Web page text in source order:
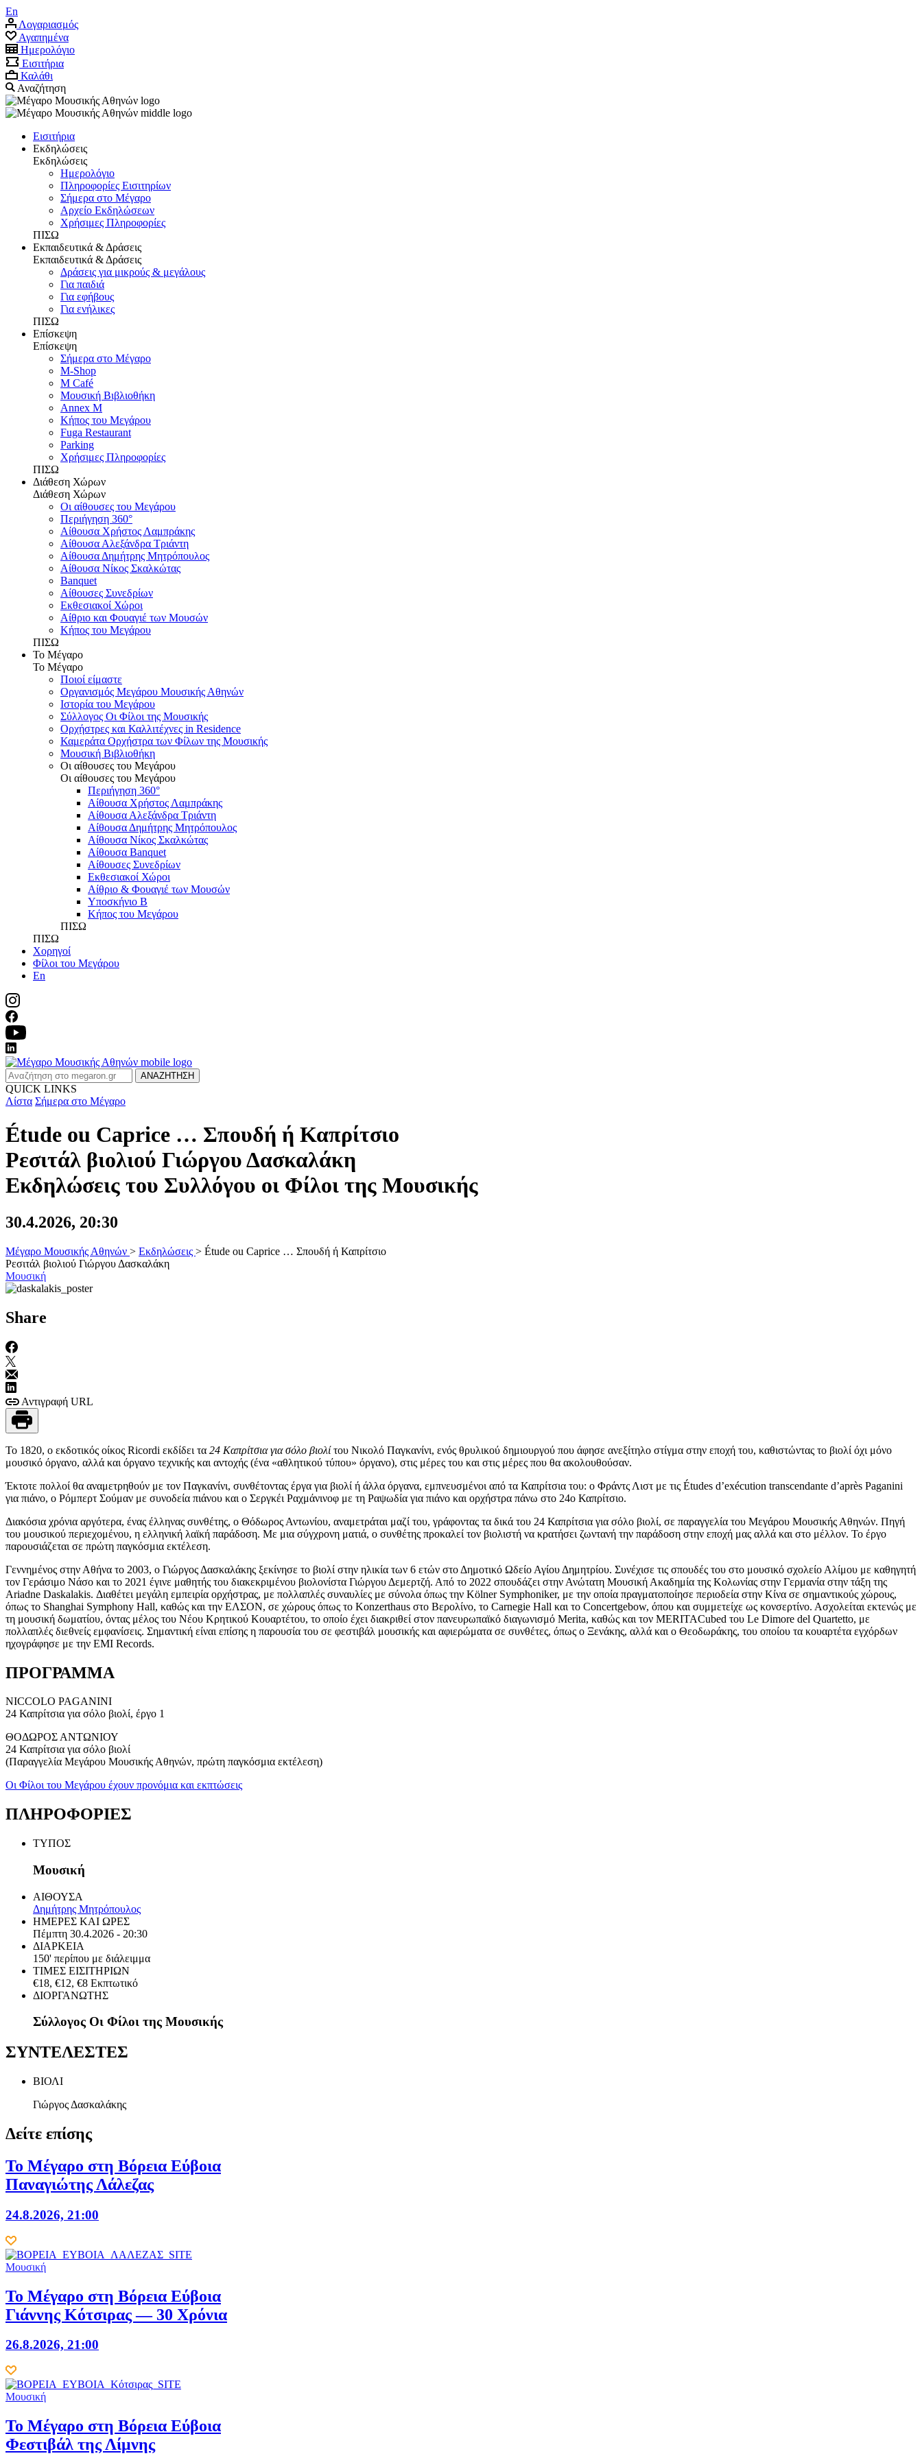
En
Λογαριασμός
Αγαπημένα
Ημερολόγιο
Εισιτήρια
Καλάθι
Αναζήτηση
Εισιτήρια
Εκδηλώσεις
Εκδηλώσεις
Ημερολόγιο
Πληροφορίες Εισιτηρίων
Σήμερα στο Μέγαρο
Αρχείο Eκδηλώσεων
Χρήσιμες Πληροφορίες
ΠΙΣΩ
Εκπαιδευτικά & Δράσεις
Εκπαιδευτικά & Δράσεις
Δράσεις για μικρούς & μεγάλους
Για παιδιά
Για εφήβους
Για ενήλικες
ΠΙΣΩ
Επίσκεψη
Επίσκεψη
Σήμερα στο Μέγαρο
M-Shop
M Café
Μουσική Βιβλιοθήκη
Annex M
Κήπος του Μεγάρου
Fuga Restaurant
Parking
Χρήσιμες Πληροφορίες
ΠΙΣΩ
Διάθεση Χώρων
Διάθεση Χώρων
Οι αίθουσες του Μεγάρου
Περιήγηση 360°
Αίθουσα Χρήστος Λαμπράκης
Αίθουσα Αλεξάνδρα Τριάντη
Αίθουσα Δημήτρης Μητρόπουλος
Αίθουσα Νίκος Σκαλκώτας
Banquet
Αίθουσες Συνεδρίων
Εκθεσιακοί Χώροι
Αίθριο και Φουαγιέ των Μουσών
Κήπος του Μεγάρου
ΠΙΣΩ
Το Μέγαρο
Το Μέγαρο
Ποιοί είμαστε
Οργανισμός Μεγάρου Μουσικής Αθηνών
Ιστορία του Μεγάρου
Σύλλογος Οι Φίλοι της Μουσικής
Ορχήστρες και Καλλιτέχνες in Residence
Καμεράτα Ορχήστρα των Φίλων της Μουσικής
Μουσική Βιβλιοθήκη
Οι αίθουσες του Μεγάρου
Οι αίθουσες του Μεγάρου
Περιήγηση 360°
Αίθουσα Χρήστος Λαμπράκης
Αίθουσα Αλεξάνδρα Τριάντη
Αίθουσα Δημήτρης Μητρόπουλος
Αίθουσα Νίκος Σκαλκώτας
Αίθουσα Banquet
Αίθουσες Συνεδρίων
Εκθεσιακοί Χώροι
Αίθριο & Φουαγιέ των Μουσών
Υποσκήνιο Β
Κήπος του Μεγάρου
ΠΙΣΩ
ΠΙΣΩ
Χορηγοί
Φίλοι του Μεγάρου
En
ΑΝΑΖΗΤΗΣΗ
QUICK LINKS
Λίστα Σήμερα στο Μέγαρο
Étude ou Caprice … Σπουδή ή Καπρίτσιο
Ρεσιτάλ βιολιού Γιώργου Δασκαλάκη
Εκδηλώσεις του Συλλόγου οι Φίλοι της Μουσικής
30.4.2026, 20:30
Μέγαρο Μουσικής Αθηνών > Εκδηλώσεις > Étude ou Caprice … Σπουδή ή Καπρίτσιο
Ρεσιτάλ βιολιού Γιώργου Δασκαλάκη
Μουσική
Share
Αντιγραφή URL
Το 1820, ο εκδοτικός οίκος Ricordi εκδίδει τα 24 Καπρίτσια για σόλο βιολίτου Νικολό Παγκανίνι, ενός θρυλικού δημιουργού που άφησε ανεξίτηλο στίγμα στην εποχή του, καθιστώντας το βιολί όχι μόνο
μουσικό όργανο, αλλά και όργανο τεχνικής και αντοχής (ένα «αθλητικού τύπου» όργανο), στις μέρες του και στις μέρες που θα ακολουθούσαν.
Έκτοτε πολλοί θα αναμετρηθούν με τον Παγκανίνι, συνθέτοντας έργα για βιολί ή άλλα όργανα, εμπνευσμένοι από τα Καπρίτσια του: ο Φράντς Λιστ με τις Études d’exécution transcendante d’après Paganini
για πιάνο, ο Ρόμπερτ Σούμαν με συνοδεία πιάνου και ο Σεργκέι Ραχμάνινοφ με τη Ραψωδία για πιάνο και ορχήστρα πάνω στο 24ο Καπρίτσιο.
Διακόσια χρόνια αργότερα, ένας έλληνας συνθέτης, ο Θόδωρος Αντωνίου, αναμετράται μαζί του, γράφοντας τα δικά του 24 Καπρίτσια για σόλο βιολί, σε παραγγελία του Μεγάρου Μουσικής Αθηνών. Πηγή
του μουσικού περιεχομένου, η ελληνική λαϊκή παράδοση. Με μια σύγχρονη ματιά, ο συνθέτης προκαλεί τον βιολιστή να κρατήσει ζωντανή την παράδοση στην εποχή μας αλλά και στο μέλλον. Το έργο
παρουσιάζεται σε πρώτη παγκόσμια εκτέλεση.
Γεννημένος στην Αθήνα το 2003, ο Γιώργος Δασκαλάκης ξεκίνησε το βιολί στην ηλικία των 6 ετών στο Δημοτικό Ωδείο Αγίου Δημητρίου. Συνέχισε τις σπουδές του στο μουσικό σχολείο Αλίμου με καθηγητή
τον Γεράσιμο Νάσο και το 2021 έγινε μαθητής του διακεκριμένου βιολονίστα Γιώργου Δεμερτζή. Από το 2022 σπουδάζει στην Ανώτατη Μουσική Ακαδημία της Κολωνίας στην Γερμανία στην τάξη της
Ariadne Daskalakis. Διαθέτει μεγάλη εμπειρία ορχήστρας, με πολλαπλές συναυλίες με σύνολα όπως την Kölner Symphoniker, με την οποία πραγματοποίησε περιοδεία στην Κίνα σε σημαντικούς χώρους,
όπως το Shanghai Symphony Ηall, καθώς και την ΕΛΣΟΝ, σε χώρους όπως το Konzerthaus στο Βερολίνο, το Carnegie Hall και το Concertgebow, όπου και συμμετείχε ως κονσερτίνο. Ασχολείται εκτενώς με
τη μουσική δωματίου, όντας μέλος του Νέου Κρητικού Κουαρτέτου, το οποίο έχει διακριθεί στον πανευρωπαϊκό διαγωνισμό Merita, καθώς και τον MERITACubed του Le Dimore del Quartetto, με
πολλαπλές διεθνείς εμφανίσεις. Σημαντική είναι επίσης η παρουσία του σε φεστιβάλ μουσικής και αφιερώματα σε συνθέτες, όπως ο Ξενάκης, αλλά και ο Θεοδωράκης, του οποίου τα κουαρτέτα εγχόρδων
ηχογράφησε με την EMI Records.
ΠΡΟΓΡΑΜΜΑ
NICCOLO PAGANINI
24 Καπρίτσια για σόλο βιολί, έργο 1
ΘΟΔΩΡΟΣ ΑΝΤΩΝΙΟΥ
24 Καπρίτσια για σόλο βιολί
(Παραγγελία Μεγάρου Μουσικής Αθηνών, πρώτη παγκόσμια εκτέλεση)
Οι Φίλοι του Μεγάρου έχουν προνόμια και εκπτώσεις
ΠΛΗΡΟΦΟΡΙΕΣ
ΤΥΠΟΣ
Μουσική
ΑΙΘΟΥΣΑ
Δημήτρης Μητρόπουλος
ΗΜΕΡΕΣ ΚΑΙ ΩΡΕΣ
Πέμπτη 30.4.2026 - 20:30
ΔΙΑΡΚΕΙΑ
150' περίπου με διάλειμμα
ΤΙΜΕΣ ΕΙΣΙΤΗΡΙΩΝ
€18, €12, €8 Εκπτωτικό
ΔΙΟΡΓΑΝΩΤΗΣ
Σύλλογος Οι Φίλοι της Μουσικής
ΣΥΝΤΕΛΕΣΤΕΣ
ΒΙΟΛΙ
Γιώργος Δασκαλάκης
Δείτε επίσης
Το Μέγαρο στη Βόρεια Εύβοια
Παναγιώτης Λάλεζας
24.8.2026, 21:00
Μουσική
Το Μέγαρο στη Βόρεια Εύβοια
Γιάννης Κότσιρας — 30 Χρόνια
26.8.2026, 21:00
Μουσική
Το Μέγαρο στη Βόρεια Εύβοια
Φεστιβάλ της Λίμνης